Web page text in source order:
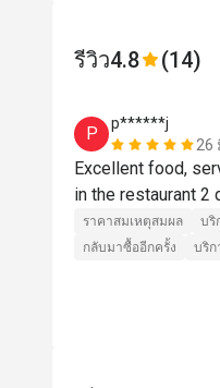
รีวิว4.8 (14)
P
p******j
26
Excellent food,
in the restaurant 2
ราคาสมเหตุสมผล บริ
กลับมาซื้ออีกครั้ง
บริ